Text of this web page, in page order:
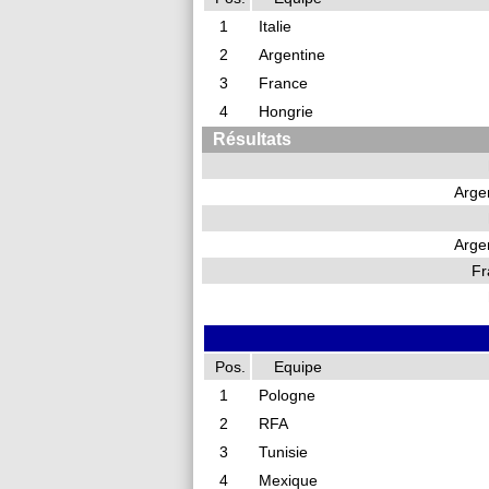
1
Italie
2
Argentine
3
France
4
Hongrie
Résultats
Pos. Equipe
1
Pologne
2
RFA
3
Tunisie
4
Mexique